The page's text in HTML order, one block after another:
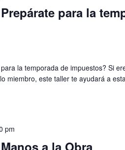
para la
la temporada de impuestos? Si
miembro, este taller te ayudará a
a la Obra
pm